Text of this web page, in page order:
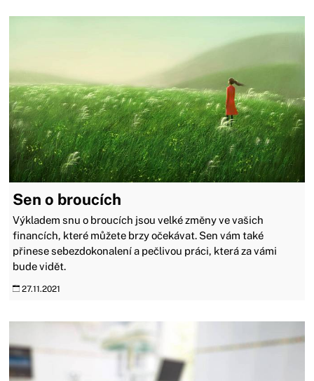
Sen o broucích
Výkladem snu o broucích jsou velké změny ve vašich
financích, které můžete brzy očekávat. Sen vám také
přinese sebezdokonalení a pečlivou práci, která za vámi
bude vidět.
27.11.2021